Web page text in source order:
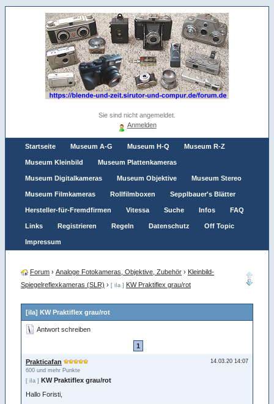
Sie sind nicht angemeldet.
Anmelden
Startseite Museum A-G Museum H-Q Museum R-Z
Museum Kleinbild Museum Plattenkameras
Museum Digitalkameras Museum Objektive Museum Stereo
Museum Filmkameras Rollfilmboxen Sepplbauer's Blätter
Hersteller-für-Fremdfirmen Vitessa Suche Infos FAQ
Links Registrieren Regeln Datenschutz Off Topic
Impressum
Forum › Analoge Fotokameras, Objektive, Zubehör › Kleinbild-
Spiegelreflexkameras (SLR) › [ iIa ] KW Praktiflex grau/rot
[iIa] KW Praktiflex grau/rot
Antwort schreiben
1
14.03.20 14:07
Prakticafan
600 und mehr Punkte
[ iIa ] KW Praktiflex grau/rot
Hallo Foristi,